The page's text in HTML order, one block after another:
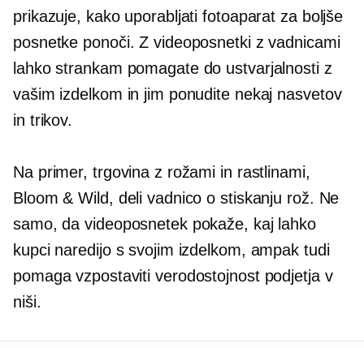
prikazuje, kako uporabljati fotoaparat za boljše
posnetke ponoči. Z videoposnetki z vadnicami
lahko strankam pomagate do ustvarjalnosti z
vašim izdelkom in jim ponudite nekaj nasvetov
in trikov.
Na primer, trgovina z rožami in rastlinami,
Bloom & Wild, deli vadnico o stiskanju rož. Ne
samo, da videoposnetek pokaže, kaj lahko
kupci naredijo s svojim izdelkom, ampak tudi
pomaga vzpostaviti verodostojnost podjetja v
niši.